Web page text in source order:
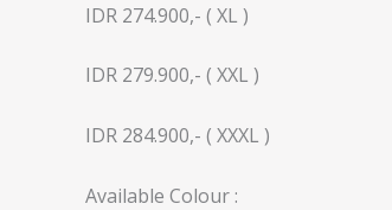
IDR 274.900,- ( XL )
IDR 279.900,- ( XXL )
IDR 284.900,- ( XXXL )
Available Colour :